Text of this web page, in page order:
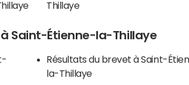
Thillaye
Saint-Étienne-la-Thillaye
Résultats du brevet à Saint-
la-Thillaye